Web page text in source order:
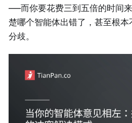
——而你要花费三到五倍的时间
楚哪个智能体出错了，甚至根
分歧。